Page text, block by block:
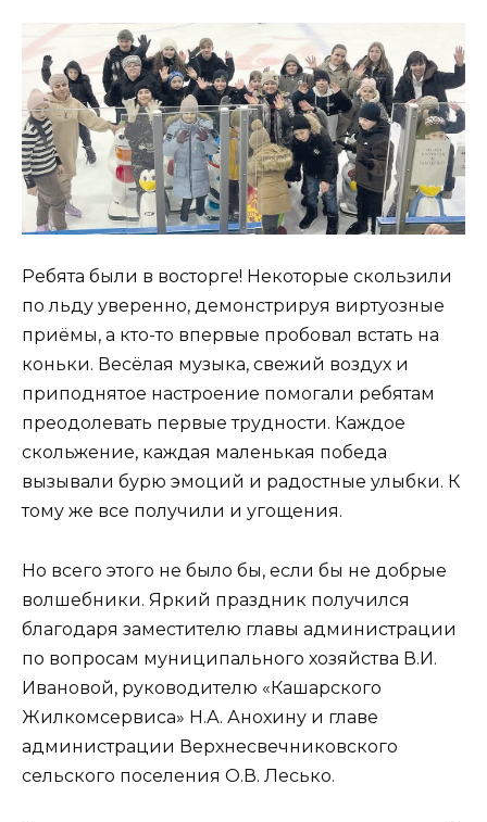
Ребята были в восторге! Некоторые скользили
по льду уверенно, демонстрируя виртуозные
приёмы, а кто-то впервые пробовал встать на
коньки. Весёлая музыка, свежий воздух и
приподнятое настроение помогали ребятам
преодолевать первые трудности. Каждое
скольжение, каждая маленькая победа
вызывали бурю эмоций и радостные улыбки. К
тому же все получили и угощения.
Но всего этого не было бы, если бы не добрые
волшебники. Яркий праздник получился
благодаря заместителю главы администрации
по вопросам муниципального хозяйства В.И.
Ивановой, руководителю «Кашарского
Жилкомсервиса» Н.А. Анохину и главе
администрации Верхнесвечниковского
сельского поселения О.В. Лесько.